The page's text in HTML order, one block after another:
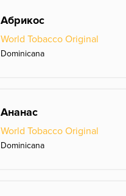
Абрикос
World Tobacco Original
Dominicana
Ананас
World Tobacco Original
Dominicana